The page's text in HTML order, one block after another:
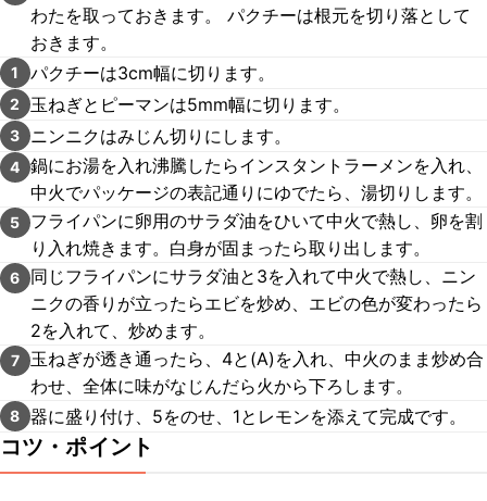
わたを取っておきます。 パクチーは根元を切り落として
おきます。
1 パクチーは3cm幅に切ります。
2 玉ねぎとピーマンは5mm幅に切ります。
3 ニンニクはみじん切りにします。
4 鍋にお湯を入れ沸騰したらインスタントラーメンを入れ、
中火でパッケージの表記通りにゆでたら、湯切りします。
5
フライパンに卵用のサラダ油をひいて中火で熱し、卵を割
り入れ焼きます。白身が固まったら取り出します。
6
同じフライパンにサラダ油と3を入れて中火で熱し、ニン
ニクの香りが立ったらエビを炒め、エビの色が変わったら
2を入れて、炒めます。
7
玉ねぎが透き通ったら、4と(A)を入れ、中火のまま炒め合
わせ、全体に味がなじんだら火から下ろします。
8 器に盛り付け、5をのせ、1とレモンを添えて完成です。
コツ・ポイント